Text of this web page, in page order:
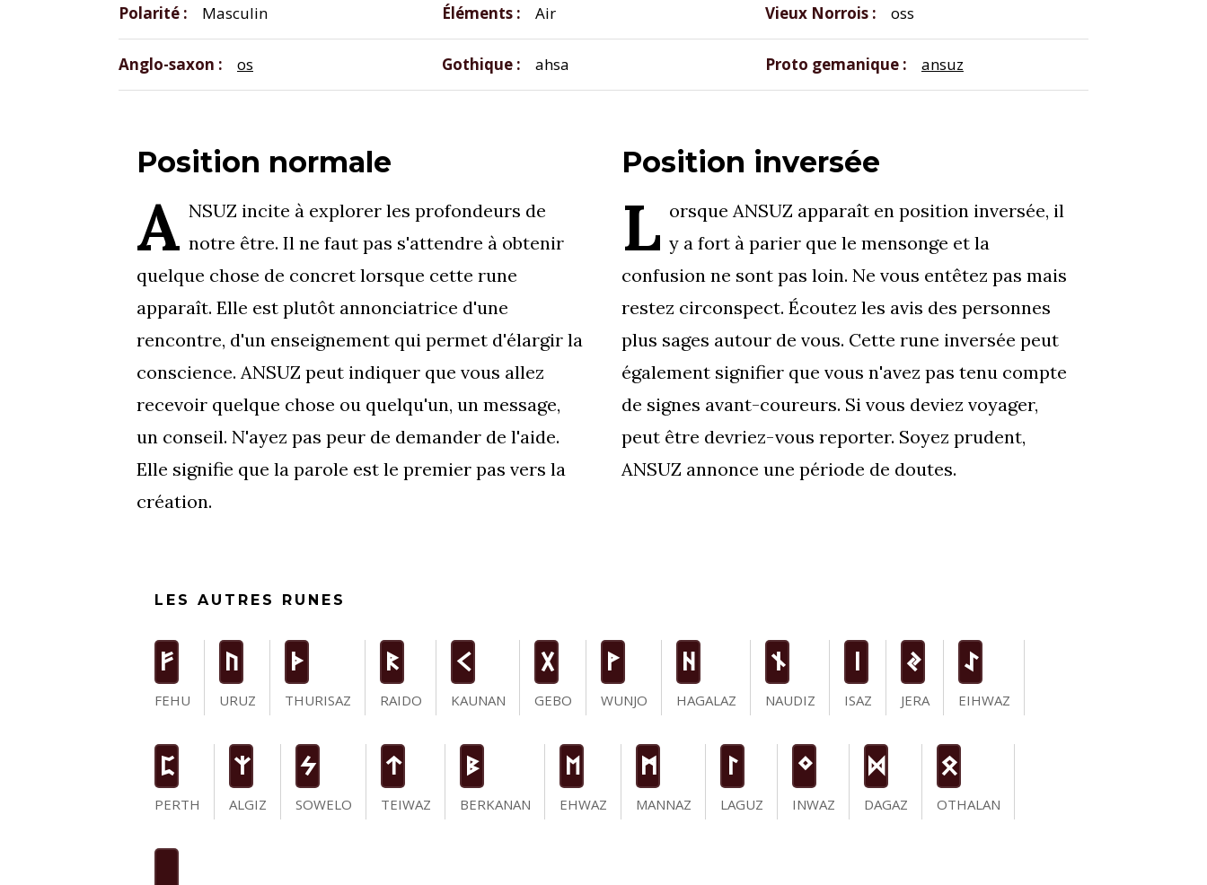
Polarité Masculin Éléments Air Vieux Norrois oss
Anglo-saxon os Gothique ahsa Proto gemanique ansuz
Position normale
A NSUZ incite à explorer les profondeurs de
notre être. Il ne faut pas s'attendre à obtenir
quelque chose de concret lorsque cette rune
apparaît. Elle est plutôt annonciatrice d'une
rencontre, d'un enseignement qui permet d'élargir la
conscience. ANSUZ peut indiquer que vous allez
recevoir quelque chose ou quelqu'un, un message,
un conseil. N'ayez pas peur de demander de l'aide.
Elle signifie que la parole est le premier pas vers la
création.
Position inversée
L orsque ANSUZ apparaît en position inversée, il
y a fort à parier que le mensonge et la
confusion ne sont pas loin. Ne vous entêtez pas mais
restez circonspect. Écoutez les avis des personnes
plus sages autour de vous. Cette rune inversée peut
également signifier que vous n'avez pas tenu compte
de signes avant-coureurs. Si vous deviez voyager,
peut être devriez-vous reporter. Soyez prudent,
ANSUZ annonce une période de doutes.
LES AUTRES RUNES
F
FEHU
U
URUZ
T
THURISAZ
R
RAIDO
K
KAUNAN
G
GEBO
W
WUNJO
H
HAGALAZ
n
NAUDIZ ISAZ
J
JERA
I
EIHWAZ
P
PERTH
Z
ALGIZ
S
SOWELO
t
TEIWAZ
B
BERKANAN
E
EHWAZ
M
MANNAZ
L
LAGUZ
N
INWAZ
D
DAGAZ
O
OTHALAN